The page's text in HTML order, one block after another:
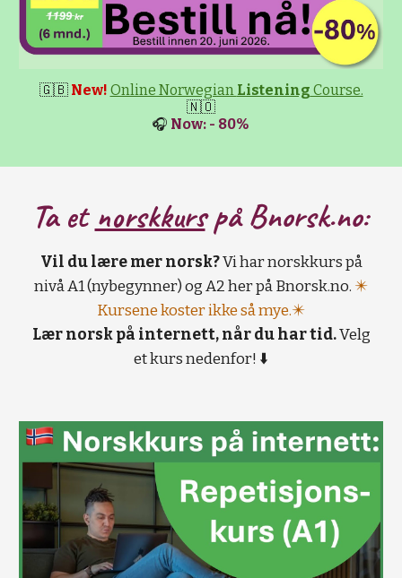
🇬🇧 New! Online Norwegian Listening Course.
🇳🇴
🎧 Now: - 80%
Ta et norskkurspå Bnorsk.no:
Vil du lære mer norsk?Vi har norskkurs på
nivå A1 (nybegynner) og A2 her på Bnorsk.no. ✴️
Kursene koster ikke så mye.✴️
Lær norsk på internett, når du har tid.Velg
et kurs nedenfor! ⬇️